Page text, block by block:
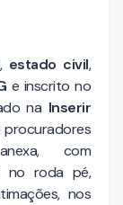
, estado civil,
e inscrito no
na Inserir
procuradores
com
no roda pé,
nos